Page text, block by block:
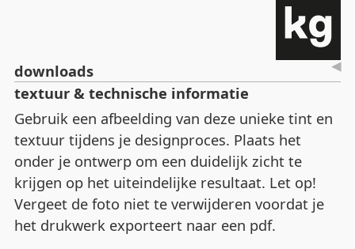
downloads
textuur & technische informatie
Gebruik een afbeelding van deze unieke tint en
textuur tijdens je designproces. Plaats het
onder je ontwerp om een duidelijk zicht te
krijgen op het uiteindelijke resultaat. Let op!
Vergeet de foto niet te verwijderen voordat je
het drukwerk exporteert naar een pdf.